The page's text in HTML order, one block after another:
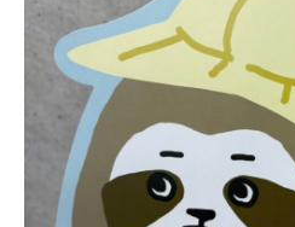
2026.04.10